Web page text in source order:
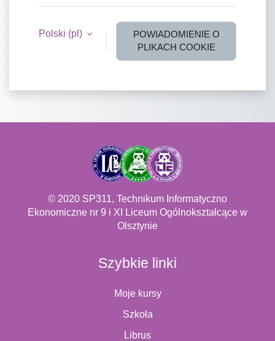
Polski ‎(pl)‎
POWIADOMIENIE O
PLIKACH COOKIE
© 2020 SP311, Technikum Informatyczno
Ekonomiczne nr 9 i XI Liceum Ogólnokształcące w
Olsztynie
Szybkie linki
Moje kursy
Szkoła
Librus